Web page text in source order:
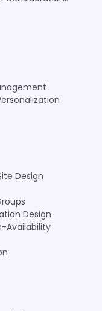
Design
Design
Availability